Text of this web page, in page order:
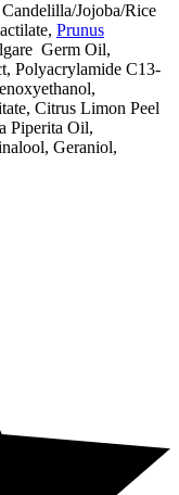
Jojoba/Rice
Prunus
Germ Oil,
Polyacrylamide C13-
Citrus Limon Peel
Piperita Oil,
Geraniol,